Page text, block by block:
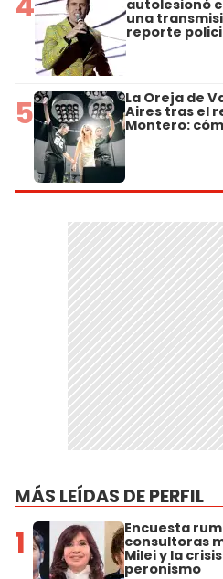
autolesionó
una
reporte
5 La Oreja de
Aires tras el
Montero:
MÁS LEÍDAS DE PERFIL
1 Encuesta
consultoras
Milei y la
peronismo